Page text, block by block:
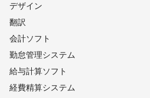
デザイン
翻訳
会計ソフト
勤怠管理システム
給与計算ソフト
経費精算システム